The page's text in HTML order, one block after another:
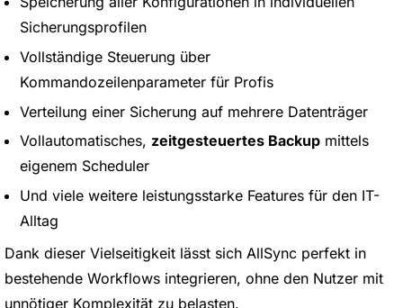
Sicherungsprofilen
Vollständige Steuerung über
Kommandozeilenparameter für Profis
Verteilung einer Sicherung auf mehrere Datenträger
Vollautomatisches, zeitgesteuertes Backup mittels
eigenem Scheduler
Und viele weitere leistungsstarke Features für den IT-
Alltag
Dank dieser Vielseitigkeit lässt sich AllSync perfekt in
bestehende Workflows integrieren, ohne den Nutzer mit
unnötiger Komplexität zu belasten.